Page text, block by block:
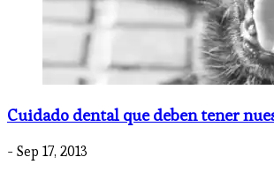
Cuidado dental que deben tener
- Sep 17, 2013